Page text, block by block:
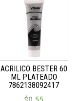
ACRILICO BESTER 60
ML PLATEADO
7862138092417